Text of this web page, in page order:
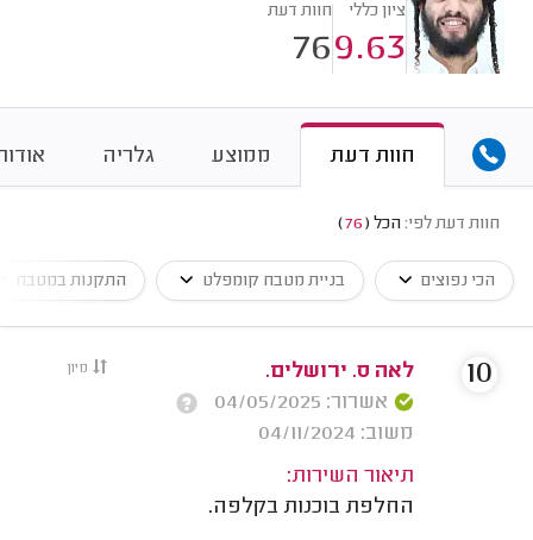
ציון כללי
9.63
חוות דעת
76
חוות דעת ממוצע גלריה
חוות דעת לפי: הכל (
76
)
הכי נפוצים בניית מטבח קומפלט התקנות במטבח
מיון
לאה ס. ירושלים.
אשרור: 04/05/2025
משוב: 04/11/2024
תיאור השירות:
החלפת בוכנות בקלפה.
10